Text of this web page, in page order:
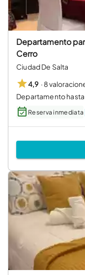
Departamento
Cerro
Ciudad De Salta
4,9 · 8
Departamento
Reserva inmediata